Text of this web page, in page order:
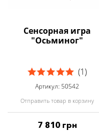
Сенсорная игра
"Осьминог"
(1)
Артикул: 50542
Отправить товар в корзину
7 810 грн